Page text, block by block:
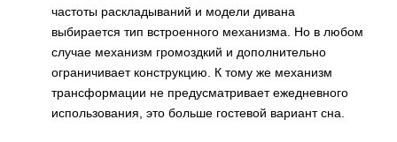
частоты раскладываний и модели дивана
выбирается тип встроенного механизма. Но в любом
случае механизм громоздкий и дополнительно
ограничивает конструкцию. К тому же механизм
трансформации не предусматривает ежедневного
использования, это больше гостевой вариант сна.